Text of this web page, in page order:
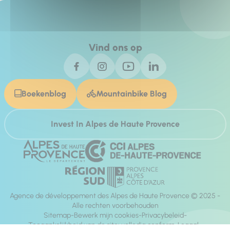
Vind ons op
Boekenblog Mountainbike Blog
Invest In Alpes de Haute Provence
Agence de développement des Alpes de Haute Provence © 2025 -
Alle rechten voorbehouden
Sitemap Bewerk mijn cookies Privacybeleid
Toegankelijkheid van de site: volledig conform Legaal